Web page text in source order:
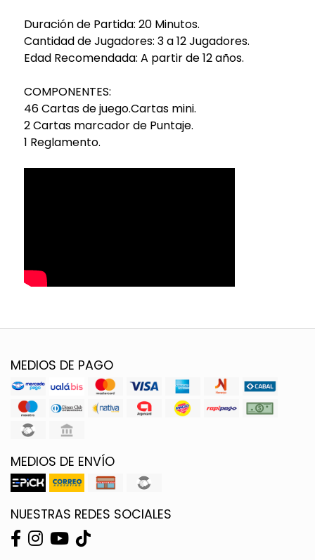
Duración de Partida: 20 Minutos.
Cantidad de Jugadores: 3 a 12 Jugadores.
Edad Recomendada: A partir de 12 años.
COMPONENTES:
46 Cartas de juego.Cartas mini.
2 Cartas marcador de Puntaje.
1 Reglamento.
MEDIOS DE PAGO
MEDIOS DE ENVÍO
NUESTRAS REDES SOCIALES